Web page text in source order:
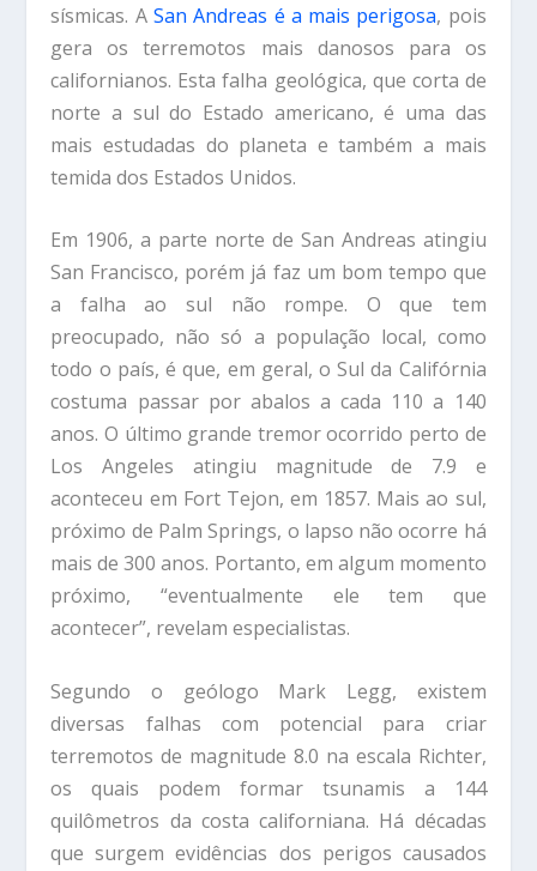
sísmicas. A San Andreas é a mais perigosa, pois
gera os terremotos mais danosos para os
californianos. Esta falha geológica, que corta de
norte a sul do Estado americano, é uma das
mais estudadas do planeta e também a mais
temida dos Estados Unidos.
Em 1906, a parte norte de San Andreas atingiu
San Francisco, porém já faz um bom tempo que
a falha ao sul não rompe. O que tem
preocupado, não só a população local, como
todo o país, é que, em geral, o Sul da Califórnia
costuma passar por abalos a cada 110 a 140
anos. O último grande tremor ocorrido perto de
Los Angeles atingiu magnitude de 7.9 e
aconteceu em Fort Tejon, em 1857. Mais ao sul,
próximo de Palm Springs, o lapso não ocorre há
mais de 300 anos. Portanto, em algum momento
próximo, “eventualmente ele tem que
acontecer”, revelam especialistas.
Segundo o geólogo Mark Legg, existem
diversas falhas com potencial para criar
terremotos de magnitude 8.0 na escala Richter,
os quais podem formar tsunamis a 144
quilômetros da costa californiana. Há décadas
que surgem evidências dos perigos causados